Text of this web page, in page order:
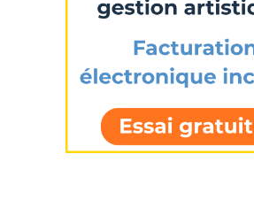
termes et conditions
* Champ obligatoire
Statut / Organisation